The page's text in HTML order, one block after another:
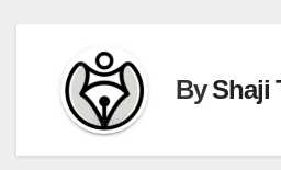
ByShaji